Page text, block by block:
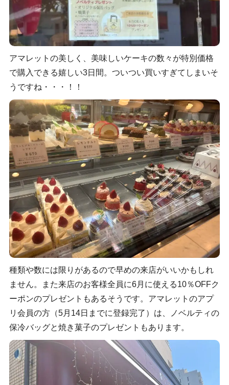
アマレットの美しく、美味しいケーキの数々が特別価格
で購入できる嬉しい3日間。ついつい買いすぎてしまいそ
うですね・・・！！
種類や数には限りがあるので早めの来店がいいかもしれ
ません。また来店のお客様全員に6月に使える10％OFFク
ーポンのプレゼントもあるそうです。アマレットのアプ
リ会員の方（5月14日までに登録完了）は、ノベルティの
保冷バッグと焼き菓子のプレゼントもあります。